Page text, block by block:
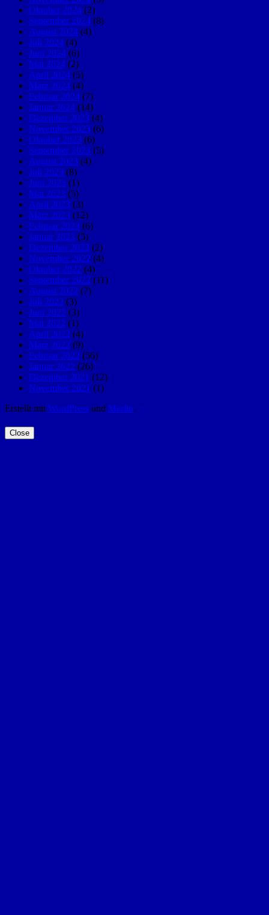
Oktober 2024 (2)
September 2024 (8)
August 2024 (4)
Juli 2024 (4)
Juni 2024 (6)
Mai 2024 (2)
April 2024 (5)
März 2024 (4)
Februar 2024 (7)
Januar 2024 (14)
Dezember 2023 (4)
November 2023 (6)
Oktober 2023 (6)
September 2023 (5)
August 2023 (4)
Juli 2023 (8)
Juni 2023 (1)
Mai 2023 (5)
April 2023 (3)
März 2023 (12)
Februar 2023 (6)
Januar 2023 (5)
Dezember 2022 (2)
November 2022 (4)
Oktober 2022 (4)
September 2022 (11)
August 2022 (7)
Juli 2022 (3)
Juni 2022 (3)
Mai 2022 (1)
April 2022 (4)
März 2022 (9)
Februar 2022 (56)
Januar 2022 (26)
Dezember 2021 (12)
November 2021 (1)
Erstellt mit WordPress und Merlin.
Close